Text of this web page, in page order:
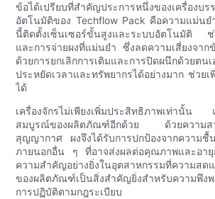
ข้อได้เปรียบที่สำคัญประการหนึ่งของเครื่องบร
อัตโนมัติของ Techflow Pack คือความแม่นย
นี้ติดตั้งเซ็นเซอร์ขั้นสูงและระบบอัตโนมัติ ช่
และการจ่ายผงที่แม่นยำ ซึ่งลดความเสี่ยงจา
ด้วยการยกเลิกการเติมและการปิดผนึกด้วย
ประหยัดเวลาและทรัพยากรได้อย่างมาก ช่วย
ได้
เครื่องจักรไม่เพียงเพิ่มประสิทธิภาพเท่านั้น
สมบูรณ์ของผลิตภัณฑ์อีกด้วย ด้วยความสา
สุญญากาศ ผงจึงได้รับการปกป้องจากความ
ภายนอกอื่น ๆ ที่อาจส่งผลต่อคุณภาพและอายุ
ความสำคัญอย่างยิ่งในอุตสาหกรรมที่ความส
ของผลิตภัณฑ์เป็นสิ่งสำคัญยิ่งสำหรับความพึงพ
การปฏิบัติตามกฎระเบียบ